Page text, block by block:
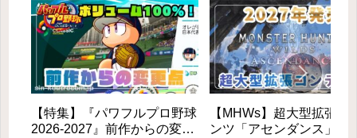
【特集】『パワフルプロ野球
2026-2027』前作からの変更
【MHWs】超大型拡張コ
ンツ「アセンダンス」が